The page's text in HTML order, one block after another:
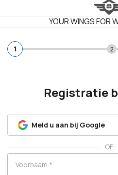
VITRAGER
YOUR WINGS FOR
1 2
Registratie
Meld u aan bij Google
OF
Voornaam *